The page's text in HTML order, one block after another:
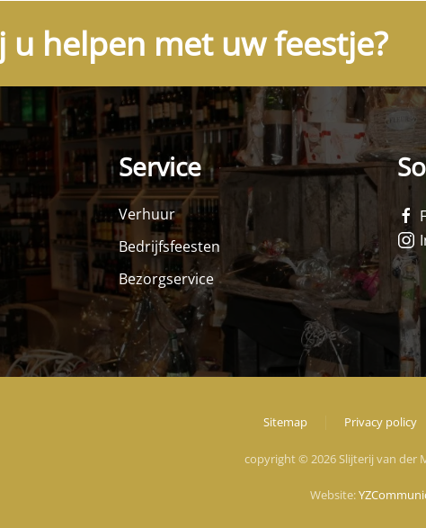
u helpen met uw feestje?
Service
Verhuur
Bedrijfsfeesten
Bezorgservice
Sitemap Privacy policy
copyright © 2026 Slijterij van der
Website: